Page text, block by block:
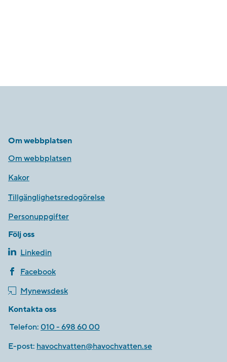
Om webbplatsen
Om webbplatsen
Kakor
Tillgänglighetsredogörelse
Personuppgifter
Följ oss
Linkedin
Facebook
Mynewsdesk
Kontakta oss
Telefon: 010 - 698 60 00
E-post: havochvatten@havochvatten.se